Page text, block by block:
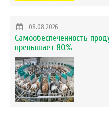
08.08.2026
Самообеспеченность
превышает 80%